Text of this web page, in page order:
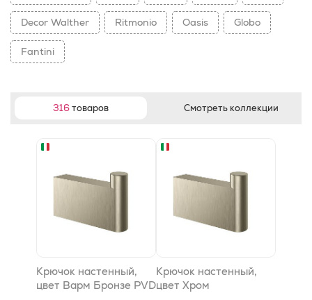
Decor Walther Ritmonio Oasis Globo
Fantini
316товаров Смотреть коллекции
Крючок настенный,
цвет Варм Бронзе PVD
Крючок настенный,
цвет Хром